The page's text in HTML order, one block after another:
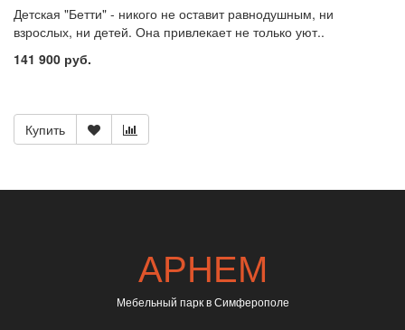
Детская "Бетти" - никого не оставит равнодушным, ни
взрослых, ни детей. Она привлекает не только уют..
141 900 руб.
Купить
АРНЕМ
Мебельный парк в Симферополе